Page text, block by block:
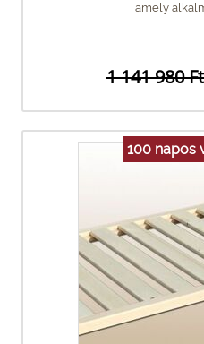
amely
1 141 980 Ft
100 napos